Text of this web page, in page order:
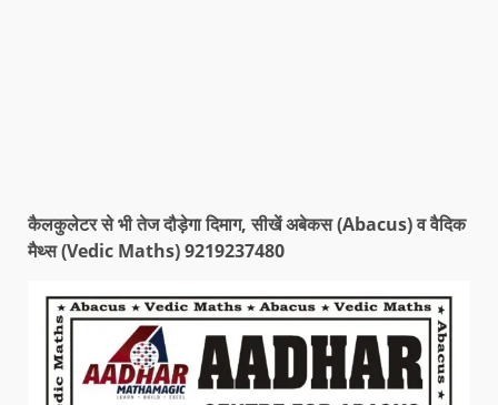
कैलकुलेटर से भी तेज दौड़ेगा दिमाग, सीखें अबेकस (Abacus) व वैदिक
मैथ्स (Vedic Maths) 9219237480